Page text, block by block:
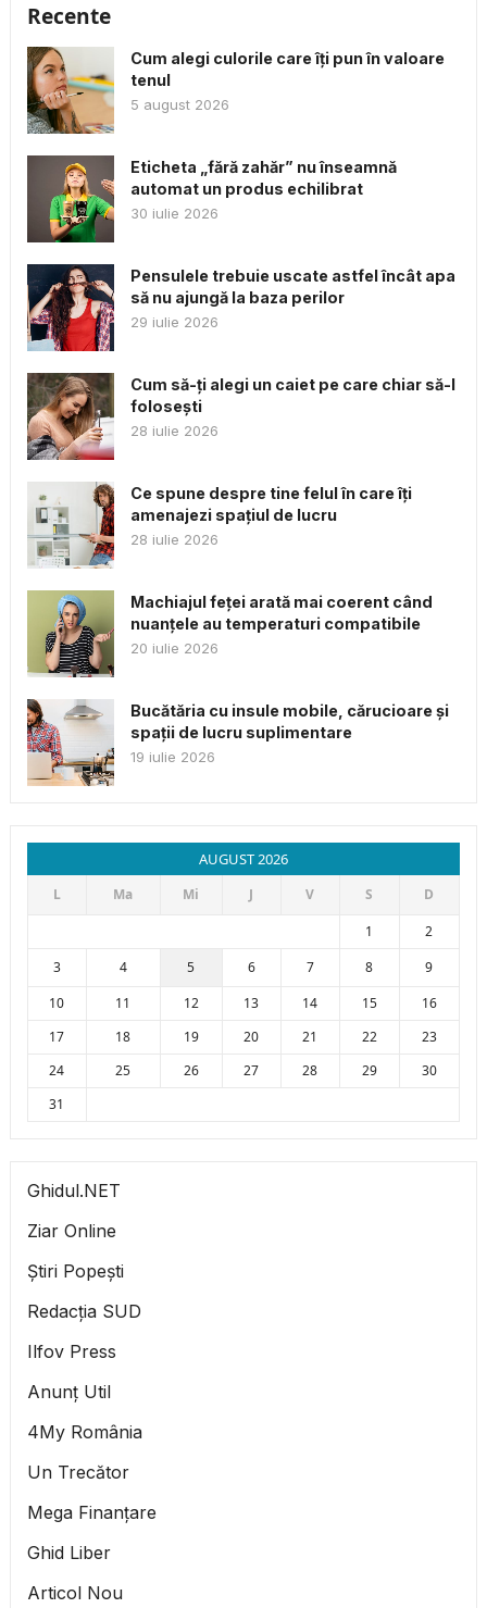
Recente
Cum alegi culorile care îți pun în valoare
tenul
5 august 2026
Eticheta „fără zahăr” nu înseamnă
automat un produs echilibrat
30 iulie 2026
Pensulele trebuie uscate astfel încât apa
să nu ajungă la baza perilor
29 iulie 2026
Cum să-ți alegi un caiet pe care chiar să-l
folosești
28 iulie 2026
Ce spune despre tine felul în care îți
amenajezi spațiul de lucru
28 iulie 2026
Machiajul feței arată mai coerent când
nuanțele au temperaturi compatibile
20 iulie 2026
Bucătăria cu insule mobile, cărucioare și
spații de lucru suplimentare
19 iulie 2026
AUGUST 2026
L Ma Mi J V S
D
1
2
3
4 5 6 7 8
9
10
11 12 13 14 15
16
17
18 19 20 21 22
23
24
25 26 27 28 29
30
31
Ghidul.NET
Ziar Online
Știri Popești
Redacția SUD
Ilfov Press
Anunț Util
4My România
Un Trecător
Mega Finanțare
Ghid Liber
Articol Nou